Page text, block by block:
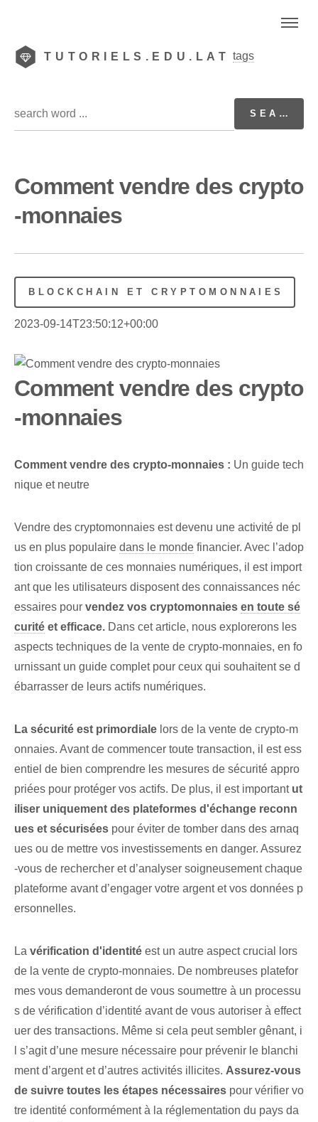
TUTORIELS.EDU.LAT tags
Comment vendre des crypto
-monnaies
BLOCKCHAIN ET CRYPTOMONNAIES
2023-09-14T23:50:12+00:00
Comment vendre des crypto
-monnaies
Comment vendre des crypto-monnaies : Un guide tech
nique et neutre
Vendre des cryptomonnaies est devenu une activité de pl
us en plus populaire dans le monde financier. Avec l’adop
tion croissante de ces monnaies numériques, il est import
ant que les utilisateurs disposent des connaissances néc
essaires pour vendez vos cryptomonnaies en toute sé
curité et efficace. Dans cet article, nous explorerons les
aspects techniques de la vente de crypto-monnaies, en fo
urnissant un guide complet pour ceux qui souhaitent se d
ébarrasser de leurs actifs numériques.
La sécurité est primordiale lors de la vente de crypto-m
onnaies. Avant de commencer toute transaction, il est ess
entiel de bien comprendre les mesures de sécurité appro
priées pour protéger vos actifs. De plus, il est important ut
iliser uniquement des plateformes d'échange reconn
ues et sécurisées pour éviter de tomber dans des arnaq
ues ou de mettre vos investissements en danger. Assurez
-vous de rechercher et d’analyser soigneusement chaque
plateforme avant d’engager votre argent et vos données p
ersonnelles.
La vérification d'identité est un autre aspect crucial lors
de la vente de crypto-monnaies. De nombreuses platefor
mes vous demanderont de vous soumettre à un processu
s de vérification d’identité avant de vous autoriser à effect
uer des transactions. Même si cela peut sembler gênant, i
l s’agit d’une mesure nécessaire pour prévenir le blanchi
ment d’argent et d’autres activités illicites. Assurez-vous
de suivre toutes les étapes nécessaires pour vérifier vo
tre identité conformément à la réglementation du pays da